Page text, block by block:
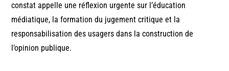
constat appelle une réflexion urgente sur l’éducation
médiatique, la formation du jugement critique et la
responsabilisation des usagers dans la construction de
l’opinion publique.